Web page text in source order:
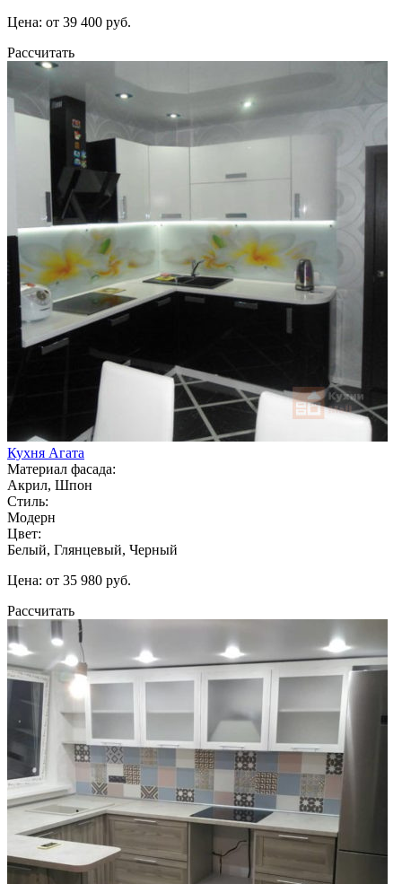
Цена: от 39 400 руб.
Рассчитать
Кухня Агата
Материал фасада:
Акрил, Шпон
Стиль:
Модерн
Цвет:
Белый, Глянцевый, Черный
Цена: от 35 980 руб.
Рассчитать